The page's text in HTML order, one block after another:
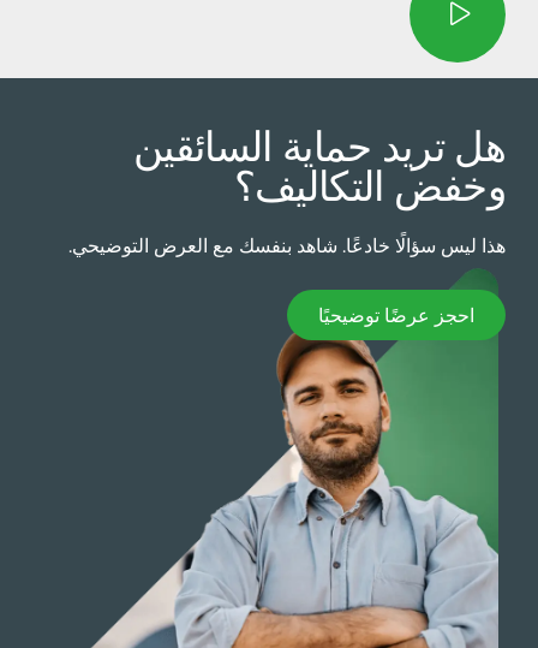
تريد حماية السائقين
التكاليف؟
ليس سؤالًا خادعًا. شاهد بنفسك مع العرض التوضيحي.
احجز عرضًا توضيحيًا
عرضًا توضيحيًا